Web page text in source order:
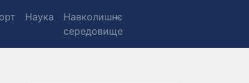
Наука
Навколишнє
середовище